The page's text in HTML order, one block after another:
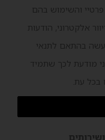
והשימוש בהם
אלקטרוני, הודעות
בהתאם לתנאי
מודעת לכך שתמיד
בכל עת.